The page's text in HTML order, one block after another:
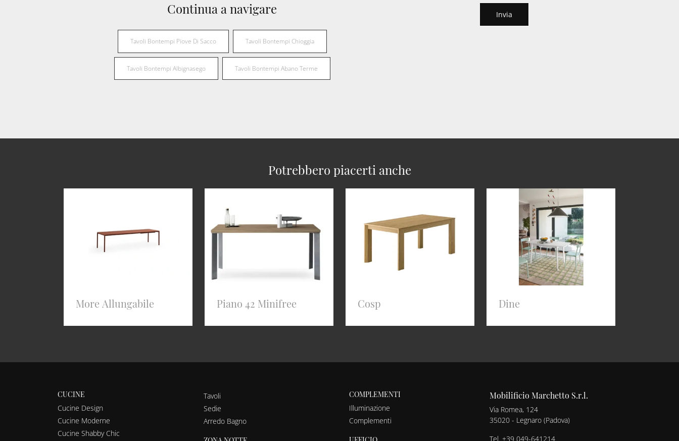
Continua a navigare
Tavoli Bontempi Piove Di Sacco Tavoli Bontempi Chioggia
Tavoli Bontempi Albignasego Tavoli Bontempi Abano Terme
Invia
Potrebbero piacerti anche
More Allungabile Piano 42 Minifree Cosp Dine
CUCINE
Cucine Design
Cucine Moderne
Cucine Shabby Chic
Tavoli
Sedie
Arredo Bagno
COMPLEMENTI
Illuminazione
Complementi
Mobilificio Marchetto S.r.l.
Via Romea, 124
35020 - Legnaro (Padova)
Tel. +39 049-641214